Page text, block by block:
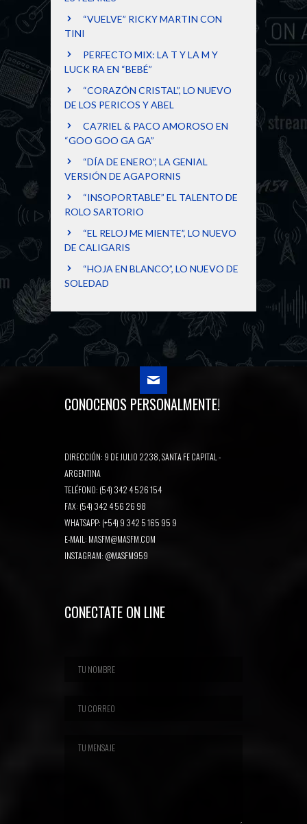
“VUELVE” RICKY MARTIN CON
TINI
PERFECTO MIX: LA T Y LA M Y
LUCK RA EN “BEBÉ”
“CORAZÓN CRISTAL”, LO NUEVO
DE LOS PERICOS Y ABEL
CA7RIEL & PACO AMOROSO EN
“GOO GOO GA GA”
“DÍA DE ENERO”, LA GENIAL
VERSIÓN DE AGAPORNIS
“INSOPORTABLE” EL TALENTO DE
ROLO SARTORIO
“EL RELOJ ME MIENTE”, LO NUEVO
DE CALIGARIS
“HOJA EN BLANCO”, LO NUEVO DE
SOLEDAD
CONOCENOS PERSONALMENTE!
DIRECCIÓN: 9 DE JULIO 2238, SANTA FE CAPITAL -
ARGENTINA
TELÉFONO: (54) 342 4 526 154
FAX: (54) 342 4 56 26 98
WHATSAPP: (+54) 9 342 5 165 95 9
E-MAIL: MASFM@MASFM.COM
INSTAGRAM: @MASFM959
CONECTATE ON LINE